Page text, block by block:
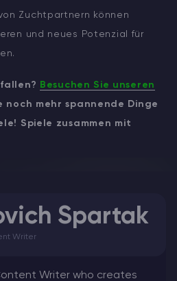
Zuchtpartnern können
und neues Potenzial für
Besuchen Sie unseren
noch mehr spannende Dinge
Spiele zusammen mit
Spartak
Writer
Writer who creates